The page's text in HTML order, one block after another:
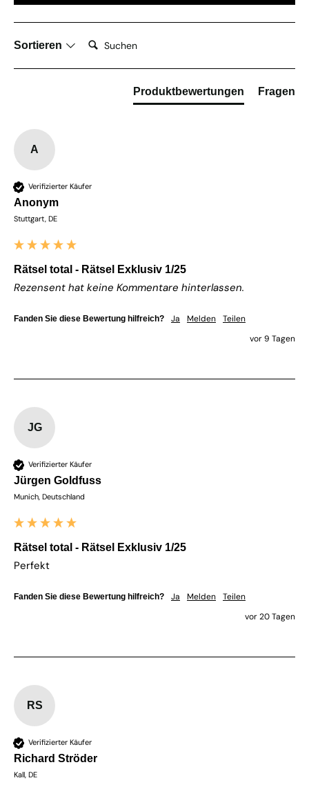
Sortieren Suchen:
Produktbewertungen Fragen
A
Verifizierter Käufer
Anonym
Stuttgart, DE
Rätsel total - Rätsel Exklusiv 1/25
Rezensent hat keine Kommentare hinterlassen.
Fanden Sie diese Bewertung hilfreich? Ja Melden
Teilen
vor 9 Tagen
JG
Verifizierter Käufer
Jürgen Goldfuss
Munich, Deutschland
Rätsel total - Rätsel Exklusiv 1/25
Perfekt
Fanden Sie diese Bewertung hilfreich? Ja Melden
Teilen
vor 20 Tagen
RS
Verifizierter Käufer
Richard Ströder
Kall, DE